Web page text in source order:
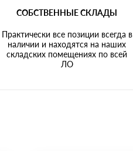
СОБСТВЕННЫЕ СКЛАДЫ
Практически все позиции всегда в
наличии и находятся на наших
складских помещениях по всей
ЛО